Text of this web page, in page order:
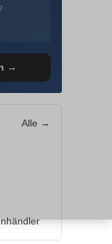
→
Alle →